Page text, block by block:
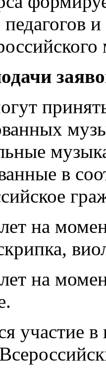
в
на
на
участие